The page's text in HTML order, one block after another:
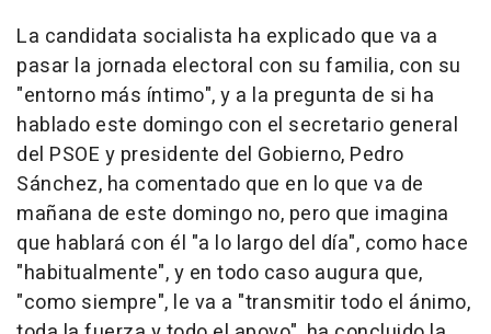
La candidata socialista ha explicado que va a
pasar la jornada electoral con su familia, con su
"entorno más íntimo", y a la pregunta de si ha
hablado este domingo con el secretario general
del PSOE y presidente del Gobierno, Pedro
Sánchez, ha comentado que en lo que va de
mañana de este domingo no, pero que imagina
que hablará con él "a lo largo del día", como hace
"habitualmente", y en todo caso augura que,
"como siempre", le va a "transmitir todo el ánimo,